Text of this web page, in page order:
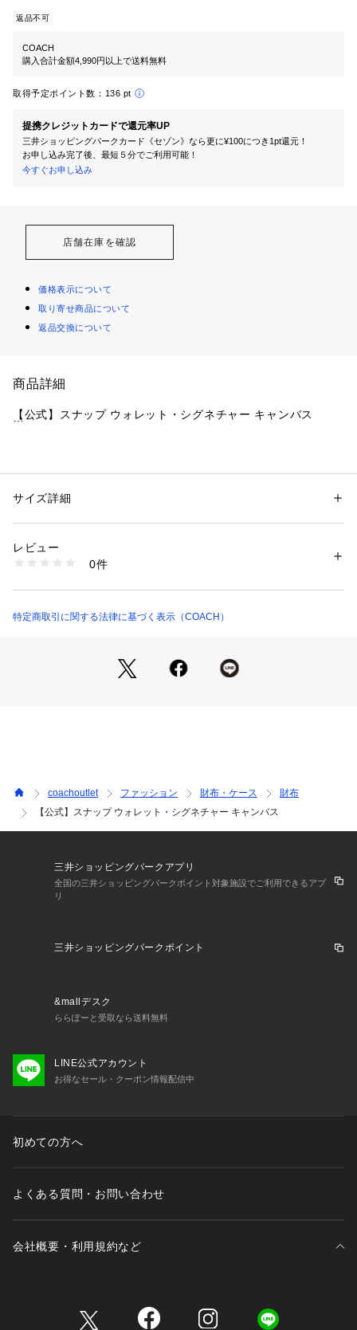
返品不可
COACH
購入合計金額4,990円以上で送料無料
取得予定ポイント数： 136 pt
提携クレジットカードで還元率UP
三井ショッピングパークカード《セゾン》なら更に¥100につき1pt還元！
お申し込み完了後、最短５分でご利用可能！
今すぐお申し込み
店舗在庫を確認
価格表示について
取り寄せ商品について
返品交換について
商品詳細
【公式】スナップ ウォレット・シグネチャー キャンバス
・カードスロット x 3
・スナップ開閉
・外側にジップ付き小銭入れ
実際のカラーと異なって見える場合がございます。
性別：レディース
商品番号：
CW789#SVXU5 （ショップ）
サイズ詳細
レビュー
0件
特定商取引に関する法律に基づく表示（COACH）
coachoutlet ファッション 財布・ケース
財布
【公式】スナップ ウォレット・シグネチャー キャンバス
三井ショッピングパークアプリ
全国の三井ショッピングパークポイント対象施設でご利用できるアプ
リ
三井ショッピングパークポイント
&mallデスク
ららぽーと受取なら送料無料
LINE公式アカウント
お得なセール・クーポン情報配信中
初めての方へ
よくある質問・お問い合わせ
会社概要・利用規約など